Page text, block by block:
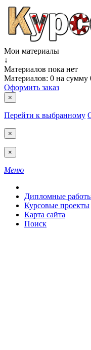
Мои материалы
↓
Материалов пока нет
Материалов: 0 на сумму
Оформить заказ
×
Перейти к выбранному
×
×
Меню
Дипломные
Курсовые проекты
Карта сайта
Поиск